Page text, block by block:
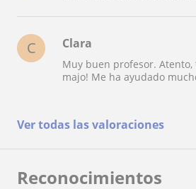
C Clara
Muy buen profesor.
majo! Me ha ayudado
Ver todas las valoraciones
Reconocimientos